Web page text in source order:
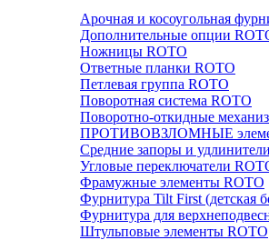
Арочная и косоугольная
Дополнительные опции
Ножницы ROTO
Ответные планки ROTO
Петлевая группа ROTO
Поворотная система ROTO
Поворотно-откидные
ПРОТИВОВЗЛОМНЫЕ
Средние запоры и
Угловые переключатели
Фрамужные элементы ROTO
Фурнитура Tilt First (детская
Фурнитура для
Штульповые элементы ROTO